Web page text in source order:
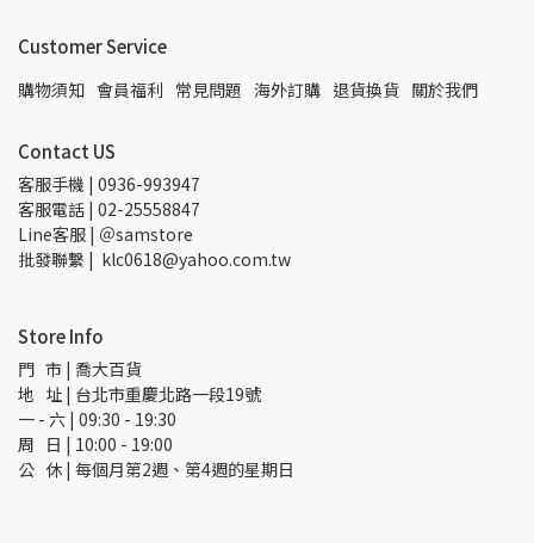
Customer Service
購物須知 會員福利 常見問題 海外訂購 退貨換貨 關於我們
Contact US
客服手機 | 0936-993947
客服電話 | 02-25558847
Line客服 | ＠samstore
批發聯繫 |  klc0618@yahoo.com.tw
Store Info
門   市 | 喬大百貨
地   址 | 台北市重慶北路一段19號
一 - 六 | 09:30 - 19:30
周   日 | 10:00 - 19:00
公   休 | 每個月第2週、第4週的星期日